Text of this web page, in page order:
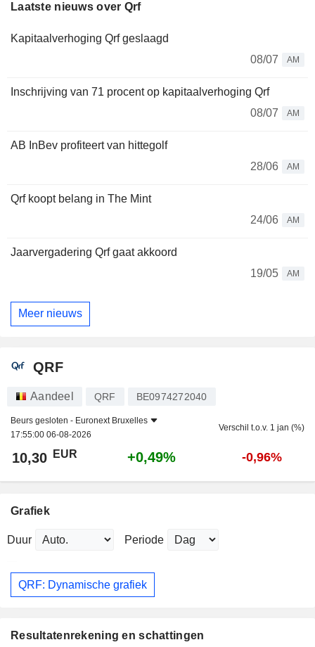
Laatste nieuws over Qrf
Kapitaalverhoging Qrf geslaagd
08/07
AM
Inschrijving van 71 procent op kapitaalverhoging Qrf
08/07
AM
AB InBev profiteert van hittegolf
28/06
AM
Qrf koopt belang in The Mint
24/06
AM
Jaarvergadering Qrf gaat akkoord
19/05
AM
Meer nieuws
QRF
Aandeel QRF BE0974272040
Beurs gesloten - Euronext Bruxelles
17:55:00 06-08-2026
Verschil t.o.v. 1 jan (%)
10,30 EUR +0,49% -0,96%
Grafiek
Duur Periode
QRF: Dynamische grafiek
Resultatenrekening en schattingen